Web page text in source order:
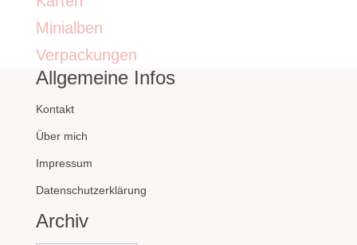
Minialben
Verpackungen
Allgemeine Infos
Kontakt
Über mich
Impressum
Datenschutzerklärung
Archiv